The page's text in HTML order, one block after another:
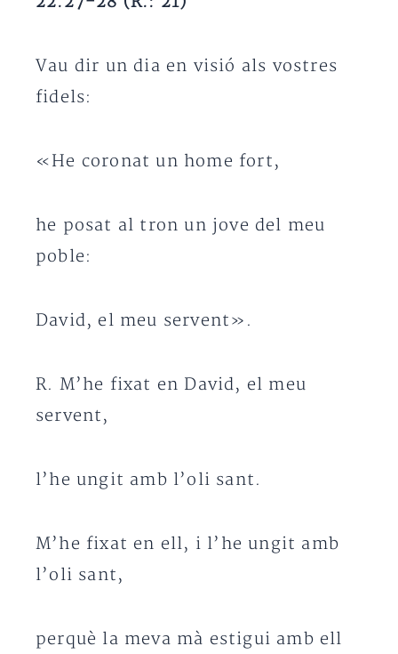
Vau dir un dia en visió als vostres
fidels:
«He coronat un home fort,
he posat al tron un jove del meu
poble:
David, el meu servent».
R. M’he fixat en David, el meu
servent,
l’he ungit amb l’oli sant.
M’he fixat en ell, i l’he ungit amb
l’oli sant,
perquè la meva mà estigui amb ell